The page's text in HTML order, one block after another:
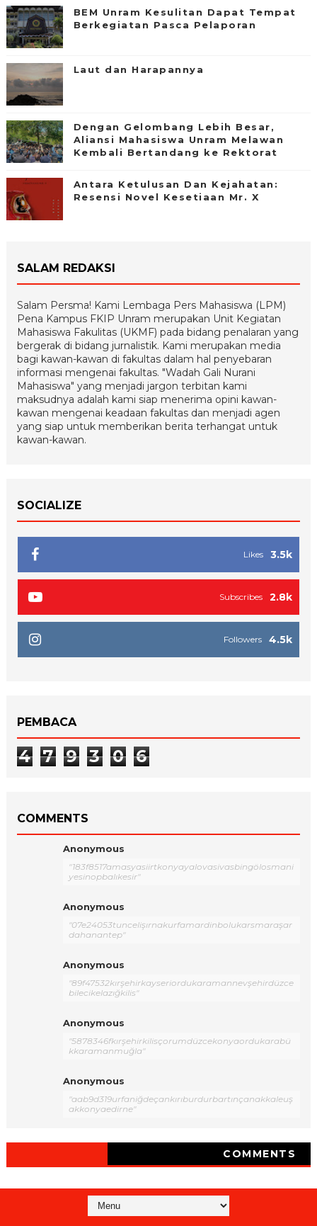
BEM Unram Kesulitan Dapat Tempat
Berkegiatan Pasca Pelaporan
Laut dan Harapannya
Dengan Gelombang Lebih Besar,
Aliansi Mahasiswa Unram Melawan
Kembali Bertandang ke Rektorat
Antara Ketulusan Dan Kejahatan:
Resensi Novel Kesetiaan Mr. X
SALAM REDAKSI
Salam Persma! Kami Lembaga Pers Mahasiswa (LPM)
Pena Kampus FKIP Unram merupakan Unit Kegiatan
Mahasiswa Fakulitas (UKMF) pada bidang penalaran yang
bergerak di bidang jurnalistik. Kami merupakan media
bagi kawan-kawan di fakultas dalam hal penyebaran
informasi mengenai fakultas. "Wadah Gali Nurani
Mahasiswa" yang menjadi jargon terbitan kami
maksudnya adalah kami siap menerima opini kawan-
kawan mengenai keadaan fakultas dan menjadi agen
yang siap untuk memberikan berita terhangat untuk
kawan-kawan.
SOCIALIZE
3.5k
Likes
2.8k
Subscribes
4.5k
Followers
PEMBACA
4 7 9 3 0 6
COMMENTS
Anonymous
"183f8517amasyasiirtkonyayalovasivasbingölosmani
yesinopbalıkesir"
Anonymous
"07e24053tuncelişırnakurfamardinbolukarsmaraşar
dahanantep"
Anonymous
"89f47532kırşehirkayseriordukaramannevşehirdüzce
bilecikelazığkilis"
Anonymous
"5878346fkırşehirkilisçorumdüzcekonyaordukarabü
kkaramanmuğla"
Anonymous
"aab9d319urfaniğdeçankırıburdurbartınçanakkaleuş
akkonyaedirne"
COMMENTS